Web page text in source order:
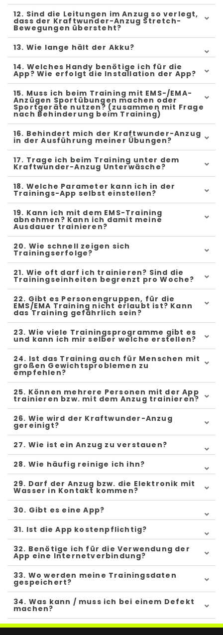
12. Sind die Leitungen im Anzug so verlegt,
dass der Kraftwunder-Anzug Stretch-
Bewegungen übersteht?
13. Wie lange hält der Akku?
14. Welches Handy benötige ich für die
App? Wie erfolgt die Installation der App?
15. Muss ich beim Training mit EMS-/EMA-
Anzügen Sportübungen machen oder
Sportgeräte nutzen? (zusammen mit Frage
nach Behinderung beim Training)
16. Behindert mich der Kraftwunder-Anzug
in der Ausführung meiner Übungen?
17. Trage ich beim Training unter dem
Kraftwunder-Anzug Unterwäsche?
18. Welche Parameter kann ich in der
Trainings-App selbst einstellen?
19. Kann ich mit dem EMS-Training
abnehmen? Kann ich damit meine
Ausdauer trainieren?
20. Wie schnell zeigen sich
Trainingserfolge?
21. Wie oft darf ich trainieren? Sind die
Trainingseinheiten begrenzt pro Woche?
22. Gibt es Personengruppen, für die
EMS/EMA Training nicht erlaubt ist? Kann
das Training gefährlich sein?
23. Wie viele Trainingsprogramme gibt es
und kann ich mir selber welche erstellen?
24. Ist das Training auch für Menschen mit
großen Gewichtsproblemen zu
empfehlen?
25. Können mehrere Personen mit der App
trainieren bzw. mit dem Anzug trainieren?
26. Wie wird der Kraftwunder-Anzug
gereinigt?
27. Wie ist ein Anzug zu verstauen?
28. Wie häufig reinige ich ihn?
29. Darf der Anzug bzw. die Elektronik mit
Wasser in Kontakt kommen?
30. Gibt es eine App?
31. Ist die App kostenpflichtig?
32. Benötige ich für die Verwendung der
App eine Internetverbindung?
33. Wo werden meine Trainingsdaten
gespeichert?
34. Was kann / muss ich bei einem Defekt
machen?